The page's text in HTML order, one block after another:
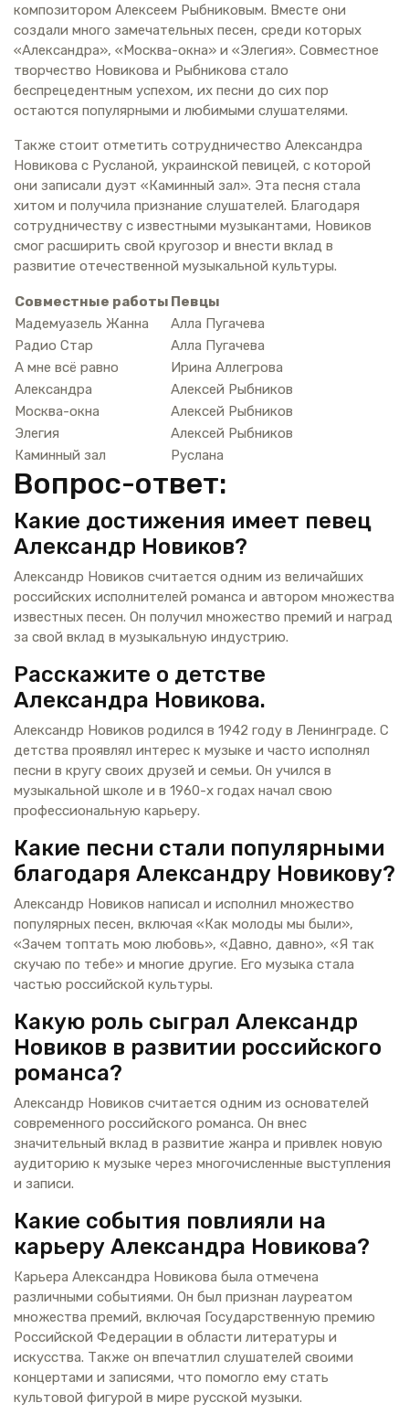
композитором Алексеем Рыбниковым. Вместе они
создали много замечательных песен, среди которых
«Александра», «Москва-окна» и «Элегия». Совместное
творчество Новикова и Рыбникова стало
беспрецедентным успехом, их песни до сих пор
остаются популярными и любимыми слушателями.
Также стоит отметить сотрудничество Александра
Новикова с Русланой, украинской певицей, с которой
они записали дуэт «Каминный зал». Эта песня стала
хитом и получила признание слушателей. Благодаря
сотрудничеству с известными музыкантами, Новиков
смог расширить свой кругозор и внести вклад в
развитие отечественной музыкальной культуры.
Совместные работы Певцы
Мадемуазель Жанна
Алла Пугачева
Радио Стар
Алла Пугачева
А мне всё равно
Ирина Аллегрова
Александра
Алексей Рыбников
Москва-окна
Алексей Рыбников
Элегия
Алексей Рыбников
Каминный зал
Руслана
Вопрос-ответ:
Какие достижения имеет певец
Александр Новиков?
Александр Новиков считается одним из величайших
российских исполнителей романса и автором множества
известных песен. Он получил множество премий и наград
за свой вклад в музыкальную индустрию.
Расскажите о детстве
Александра Новикова.
Александр Новиков родился в 1942 году в Ленинграде. С
детства проявлял интерес к музыке и часто исполнял
песни в кругу своих друзей и семьи. Он учился в
музыкальной школе и в 1960-х годах начал свою
профессиональную карьеру.
Какие песни стали популярными
благодаря Александру Новикову?
Александр Новиков написал и исполнил множество
популярных песен, включая «Как молоды мы были»,
«Зачем топтать мою любовь», «Давно, давно», «Я так
скучаю по тебе» и многие другие. Его музыка стала
частью российской культуры.
Какую роль сыграл Александр
Новиков в развитии российского
романса?
Александр Новиков считается одним из основателей
современного российского романса. Он внес
значительный вклад в развитие жанра и привлек новую
аудиторию к музыке через многочисленные выступления
и записи.
Какие события повлияли на
карьеру Александра Новикова?
Карьера Александра Новикова была отмечена
различными событиями. Он был признан лауреатом
множества премий, включая Государственную премию
Российской Федерации в области литературы и
искусства. Также он впечатлил слушателей своими
концертами и записями, что помогло ему стать
культовой фигурой в мире русской музыки.